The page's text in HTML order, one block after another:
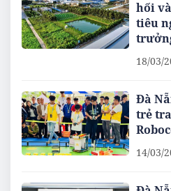
hối
tiêu
18/03/
Đà
trẻ
14/03/